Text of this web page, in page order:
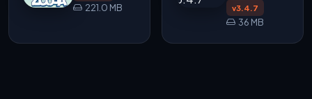
221.0 MB v3.4.7
36 MB